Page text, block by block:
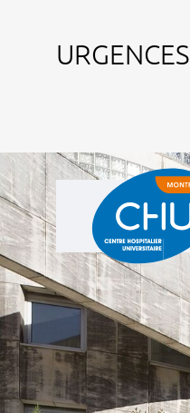
URGENCES